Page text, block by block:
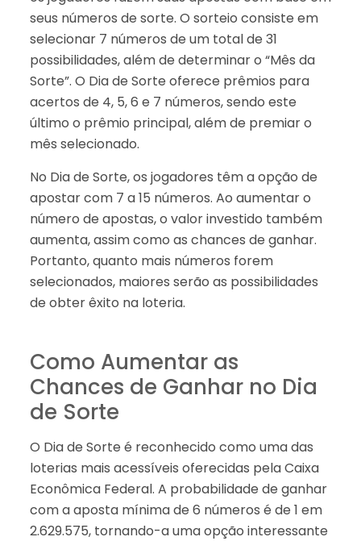
seus números de sorte. O sorteio consiste em
selecionar 7 números de um total de 31
possibilidades, além de determinar o “Mês da
Sorte”. O Dia de Sorte oferece prêmios para
acertos de 4, 5, 6 e 7 números, sendo este
último o prêmio principal, além de premiar o
mês selecionado.
No Dia de Sorte, os jogadores têm a opção de
apostar com 7 a 15 números. Ao aumentar o
número de apostas, o valor investido também
aumenta, assim como as chances de ganhar.
Portanto, quanto mais números forem
selecionados, maiores serão as possibilidades
de obter êxito na loteria.
Como Aumentar as
Chances de Ganhar no Dia
de Sorte
O Dia de Sorte é reconhecido como uma das
loterias mais acessíveis oferecidas pela Caixa
Econômica Federal. A probabilidade de ganhar
com a aposta mínima de 6 números é de 1 em
2.629.575, tornando-a uma opção interessante